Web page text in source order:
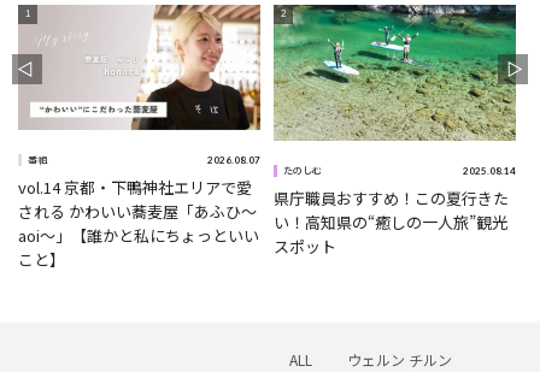
番組 2026.08.07
vol.14 京都・下鴨神社エリアで愛
される かわいい蕎麦屋「あふひ〜
aoi〜」【誰かと私にちょっといい
こと】
たのしむ 2025.08.14
県庁職員おすすめ！この夏行きた
い！高知県の“癒しの一人旅”観光
スポット
ALL
ウェルン チルン